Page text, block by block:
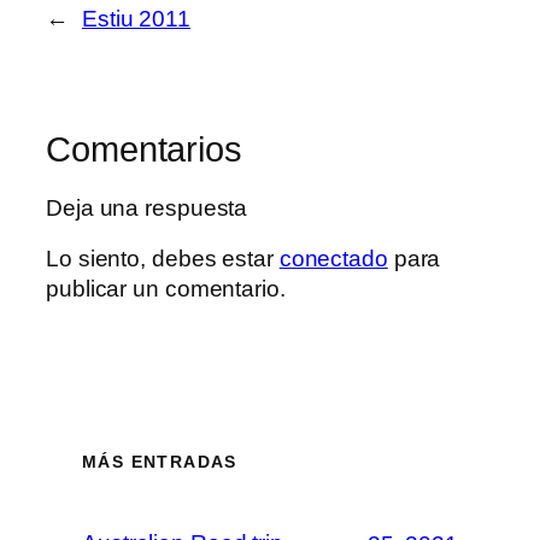
← Estiu 2011
Comentarios
Deja una respuesta
Lo siento, debes estar conectado para
publicar un comentario.
MÁS ENTRADAS